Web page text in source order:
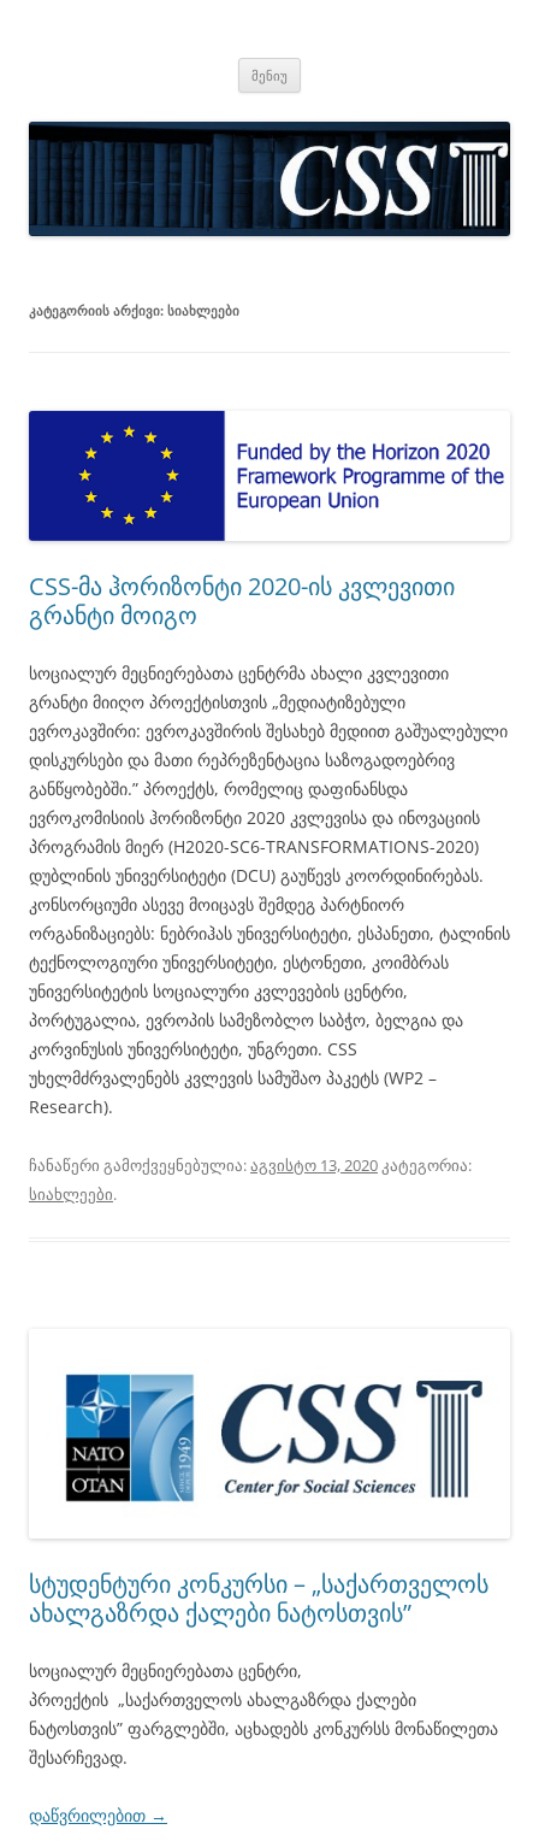
მენიუ
ᲙᲐᲢᲔᲒᲝᲠᲘᲘᲡ ᲐᲠᲥᲘᲕᲘ: ᲡᲘᲐᲮᲚᲔᲔᲑᲘ
CSS-მა ჰორიზონტი 2020-ის კვლევითი
გრანტი მოიგო
სოციალურ მეცნიერებათა ცენტრმა ახალი კვლევითი
გრანტი მიიღო პროექტისთვის „მედიატიზებული
ევროკავშირი: ევროკავშირის შესახებ მედიით გაშუალებული
დისკურსები და მათი რეპრეზენტაცია საზოგადოებრივ
განწყობებში.” პროექტს, რომელიც დაფინანსდა
ევროკომისიის ჰორიზონტი 2020 კვლევისა და ინოვაციის
პროგრამის მიერ (H2020-SC6-TRANSFORMATIONS-2020)
დუბლინის უნივერსიტეტი (DCU) გაუწევს კოორდინირებას.
კონსორციუმი ასევე მოიცავს შემდეგ პარტნიორ
ორგანიზაციებს: ნებრიჰას უნივერსიტეტი, ესპანეთი, ტალინის
ტექნოლოგიური უნივერსიტეტი, ესტონეთი, კოიმბრას
უნივერსიტეტის სოციალური კვლევების ცენტრი,
პორტუგალია, ევროპის სამეზობლო საბჭო, ბელგია და
კორვინუსის უნივერსიტეტი, უნგრეთი. CSS
უხელმძრვალენებს კვლევის სამუშაო პაკეტს (WP2 –
Research).
ჩანაწერი გამოქვეყნებულია:აგვისტო 13, 2020კატეგორია:
სიახლეები.
სტუდენტური კონკურსი – „საქართველოს
ახალგაზრდა ქალები ნატოსთვის”
სოციალურ მეცნიერებათა ცენტრი,
პროექტის „საქართველოს ახალგაზრდა ქალები
ნატოსთვის” ფარგლებში, აცხადებს კონკურსს მონაწილეთა
შესარჩევად.
დაწვრილებით →